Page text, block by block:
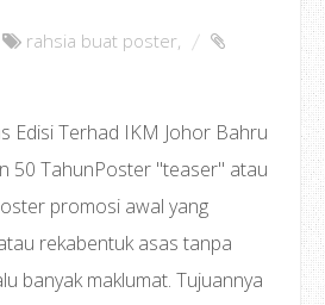
rahsia buat poster,
Edisi Terhad IKM Johor Bahru
50 TahunPoster "teaser" atau
promosi awal yang
rekabentuk asas tanpa
banyak maklumat. Tujuannya